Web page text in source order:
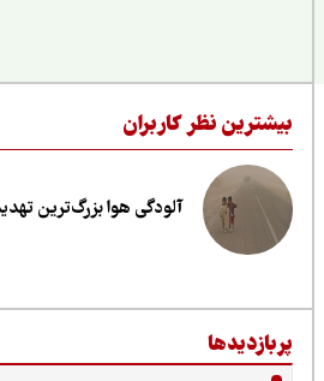
نظر کاربران
آلودگی هوا بزرگ‌ترین تهدید